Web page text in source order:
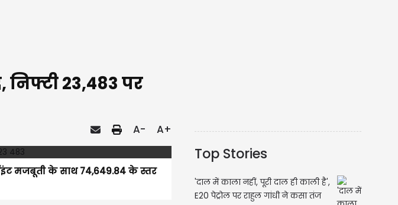
23,483 पर
A- A+
मजबूती के साथ 74,649.84 के स्तर
Top Stories
'दाल में काला नहीं, पूरी दाल ही काली है',
E20 पेट्रोल पर राहुल गांधी ने कसा तंज